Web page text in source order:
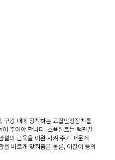
구강 내에 장착하는 교합안정장치를
주어야 합니다. 스플린트는 턱관절
절의 근육을 이완 시켜 주기 때문에
을 바르게 맞춰줌은 물론, 이갈이 등의